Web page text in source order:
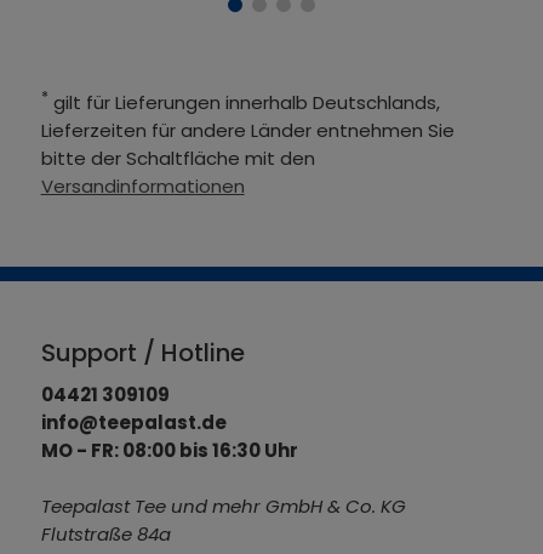
* gilt für Lieferungen innerhalb Deutschlands,
Lieferzeiten für andere Länder entnehmen Sie
bitte der Schaltfläche mit den
Versandinformationen
Support / Hotline
04421 309109
info@teepalast.de
MO - FR: 08:00 bis 16:30 Uhr
Teepalast Tee und mehr GmbH & Co. KG
Flutstraße 84a